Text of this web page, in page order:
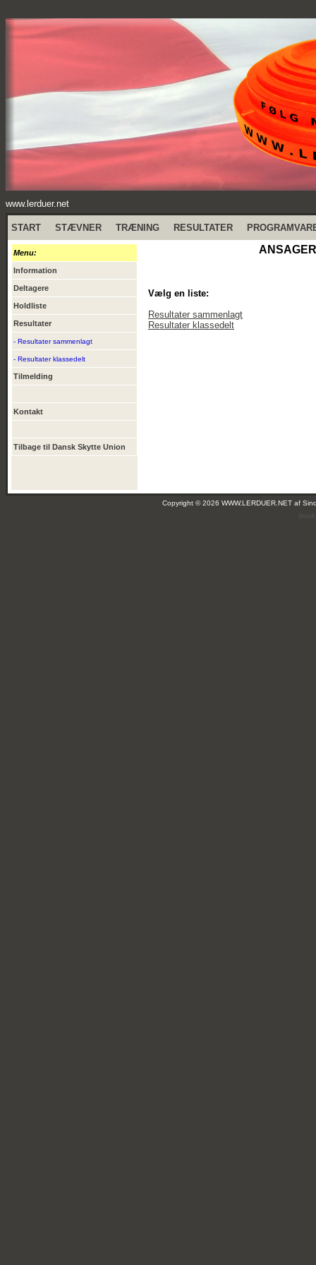
www.lerduer.net
START STÆVNER TRÆNING RESULTATER
Menu:
Information
Deltagere
Holdliste
Resultater
- Resultater sammenlagt
- Resultater klassedelt
Tilmelding
Kontakt
Tilbage til Dansk Skytte Union
Vælg en liste:
Resultater sammenlagt
Resultater klassedelt
Copyright © 2026 WWW.LERDUER.NET af